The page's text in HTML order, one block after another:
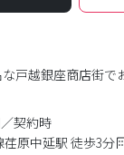
戸越銀座商店街
契約時
原中延駅 徒歩3分